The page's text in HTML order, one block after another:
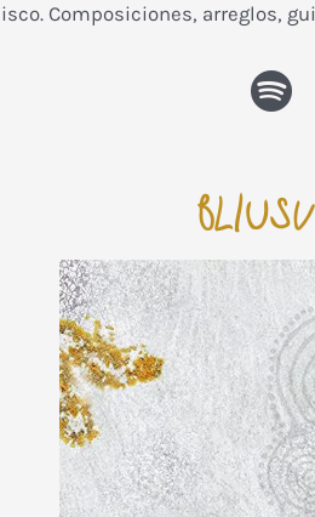
Composiciones, arreglos,